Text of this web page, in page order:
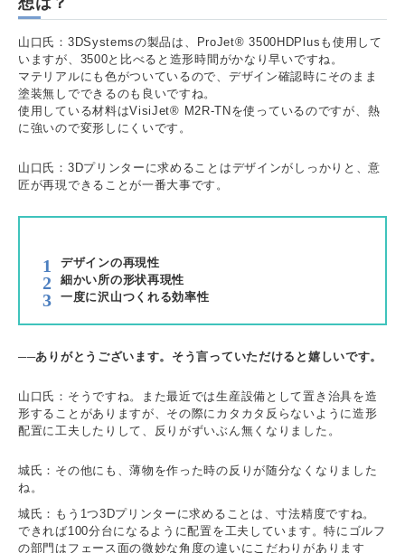
山口氏：3DSystemsの製品は、ProJet® 3500HDPlusも使用して
いますが、3500と比べると造形時間がかなり早いですね。
マテリアルにも色がついているので、デザイン確認時にそのまま
塗装無しでできるのも良いですね。
使用している材料はVisiJet® M2R-TNを使っているのですが、熱
に強いので変形しにくいです。
山口氏：3Dプリンターに求めることはデザインがしっかりと、意
匠が再現できることが一番大事です。
デザインの再現性
細かい所の形状再現性
一度に沢山つくれる効率性
──ありがとうございます。そう言っていただけると嬉しいです。
山口氏：そうですね。また最近では生産設備として置き治具を造
形することがありますが、その際にカタカタ反らないように造形
配置に工夫したりして、反りがずいぶん無くなりました。
城氏：その他にも、薄物を作った時の反りが随分なくなりました
ね。
城氏：もう1つ3Dプリンターに求めることは、寸法精度ですね。
できれば100分台になるように配置を工夫しています。特にゴルフ
の部門はフェース面の微妙な角度の違いにこだわりがあります